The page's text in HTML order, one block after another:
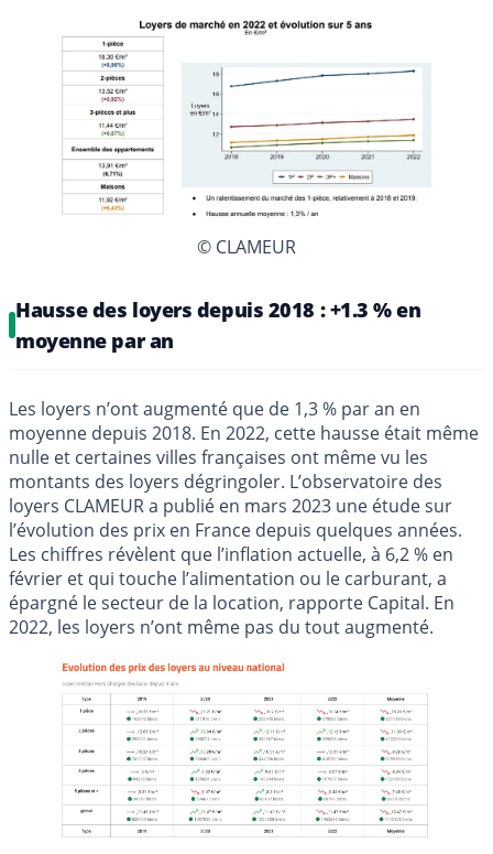
© CLAMEUR
Hausse des loyers depuis 2018 : +1.3 % en
moyenne par an
Les loyers n’ont augmenté que de 1,3 % par an en
moyenne depuis 2018. En 2022, cette hausse était même
nulle et certaines villes françaises ont même vu les
montants des loyers dégringoler. L’observatoire des
loyers CLAMEUR a publié en mars 2023 une étude sur
l’évolution des prix en France depuis quelques années.
Les chiffres révèlent que l’inflation actuelle, à 6,2 % en
février et qui touche l’alimentation ou le carburant, a
épargné le secteur de la location, rapporte Capital. En
2022, les loyers n’ont même pas du tout augmenté.